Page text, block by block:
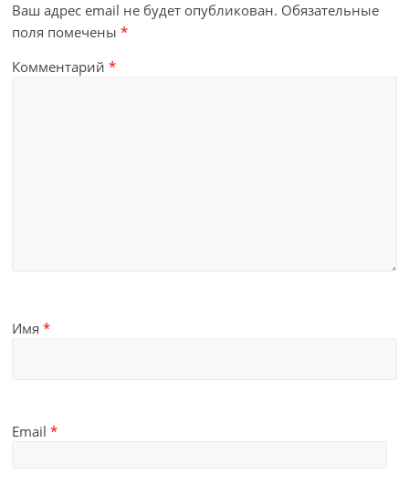
Ваш адрес email не будет опубликован. Обязательные
поля помечены*
Комментарий*
Имя*
Email*